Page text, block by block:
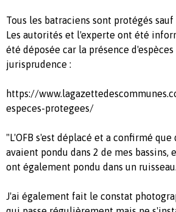
Tous les batraciens sont protégés
Les autorités et l'experte ont été
été déposée car la présence
jurisprudence :
https://
especes-protegees/
"L'OFB s'est déplacé et a confirmé
avaient pondu dans 2 de mes
ont également pondu dans un ruisseau.
J'ai également fait le constat